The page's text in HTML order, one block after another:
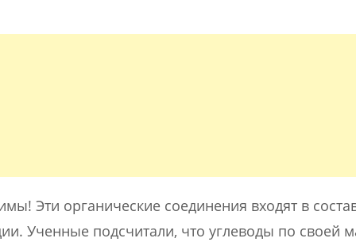
Эти органические соединения входят в
Ученные подсчитали, что углеводы по своей